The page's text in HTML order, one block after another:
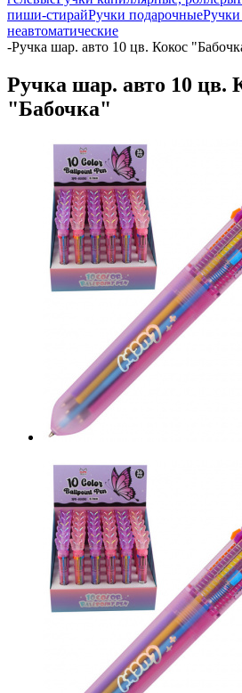
пиши-стирайРучки подарочные
неавтоматические
-Ручка шар. авто 10 цв. Кокос
Ручка шар. авто 10 цв.
"Бабочка"